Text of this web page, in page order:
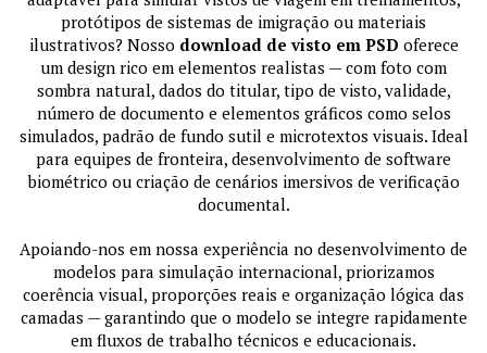
protótipos de sistemas de imigração ou materiais
ilustrativos? Nosso download de visto em PSD oferece
um design rico em elementos realistas — com foto com
sombra natural, dados do titular, tipo de visto, validade,
número de documento e elementos gráficos como selos
simulados, padrão de fundo sutil e microtextos visuais. Ideal
para equipes de fronteira, desenvolvimento de software
biométrico ou criação de cenários imersivos de verificação
documental.
Apoiando-nos em nossa experiência no desenvolvimento de
modelos para simulação internacional, priorizamos
coerência visual, proporções reais e organização lógica das
camadas — garantindo que o modelo se integre rapidamente
em fluxos de trabalho técnicos e educacionais.